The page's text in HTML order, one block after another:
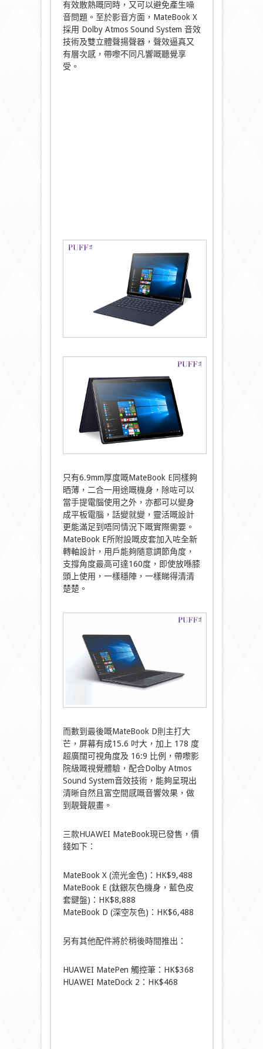
有效散熱嘅同時，又可以避免產生噪
音問題。至於影音方面，MateBook X
採用 Dolby Atmos Sound System 音效
技術及雙立體聲揚聲器，聲效逼真又
有層次感，帶嚟不同凡響嘅聽覺享
受。
只有6.9mm厚度嘅MateBook E同樣夠
晒薄，二合一用途嘅機身，除咗可以
當手提電腦使用之外，亦都可以變身
成平板電腦，話變就變，靈活嘅設計
更能滿足到唔同情況下嘅實際需要。
MateBook E所附設嘅皮套加入咗全新
轉軸設計，用戶能夠隨意調節角度，
支撐角度最高可達160度，即使放喺膝
頭上使用，一樣穩陣，一樣睇得清清
楚楚。
而數到最後嘅MateBook D則主打大
芒，屏幕有成15.6 吋大，加上 178 度
超廣闊可視角度及 16:9 比例，帶嚟影
院級嘅視覺體驗，配合Dolby Atmos
Sound System音效技術，能夠呈現出
清晰自然且富空間感嘅音響效果，做
到靚聲靚畫。
三款HUAWEI MateBook現已發售，價
錢如下：
MateBook X (流光金色)：HK$9,488
MateBook E (鈦銀灰色機身，藍色皮
套鍵盤)：HK$8,888
MateBook D (深空灰色)：HK$6,488
另有其他配件將於稍後時間推出：
HUAWEI MatePen 觸控筆：HK$368
HUAWEI MateDock 2：HK$468